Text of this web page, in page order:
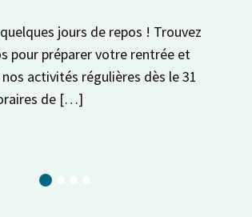
de repos ! Trouvez
votre rentrée et
régulières dès le 31
Semaine du 3
13h30 à